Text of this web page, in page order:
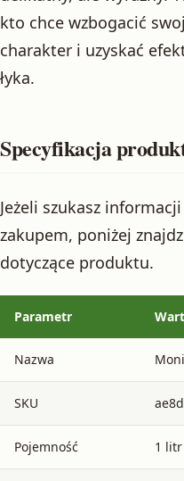
kto chce wzbogacić
charakter i uzyskać
łyka.
Specyfikacja
Jeżeli szukasz
zakupem, poniżej
dotyczące produktu.
Parametr
Nazwa
SKU
Pojemność 1 litr